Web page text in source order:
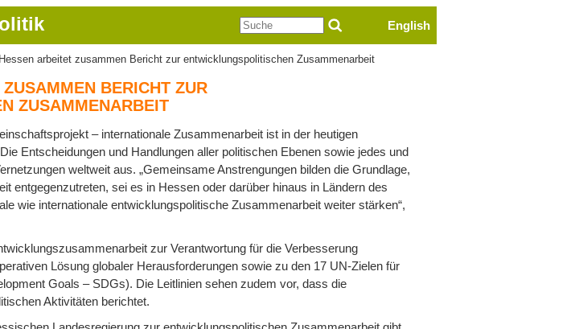
English
Suche
arbeitet zusammen Bericht zur entwicklungspolitischen Zusammenarbeit
BERICHT ZUR
ZUSAMMENARBEIT
– internationale Zusammenarbeit ist in der heutigen
Entscheidungen und Handlungen aller politischen Ebenen sowie jedes und
weltweit aus. „Gemeinsame Anstrengungen bilden die Grundlage,
entgegenzutreten, sei es in Hessen oder darüber hinaus in Ländern des
wie internationale entwicklungspolitische Zusammenarbeit weiter stärken“,
zur Verantwortung für die Verbesserung
Lösung globaler Herausforderungen sowie zu den 17 UN-Zielen für
Goals – SDGs). Die Leitlinien sehen zudem vor, dass die
Aktivitäten berichtet.